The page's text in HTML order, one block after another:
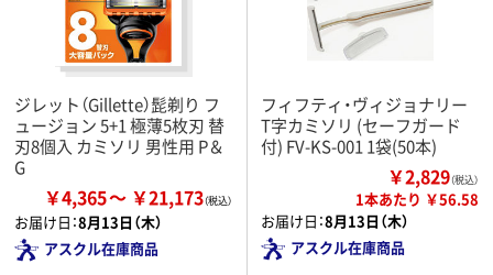
ジレット（Gillette）髭剃り フ
ュージョン 5+1 極薄5枚刃 替
刃8個入 カミソリ 男性用 P＆
G
￥4,365 ￥21,173
お届け日：8月13日（木）
アスクル在庫商品
フィフティ・ヴィジョナリー
T字カミソリ (セーフガード
付) FV-KS-001 1袋(50本)
￥2,829（税込）
1本あたり ￥56.58
お届け日：8月13日（木）
アスクル在庫商品